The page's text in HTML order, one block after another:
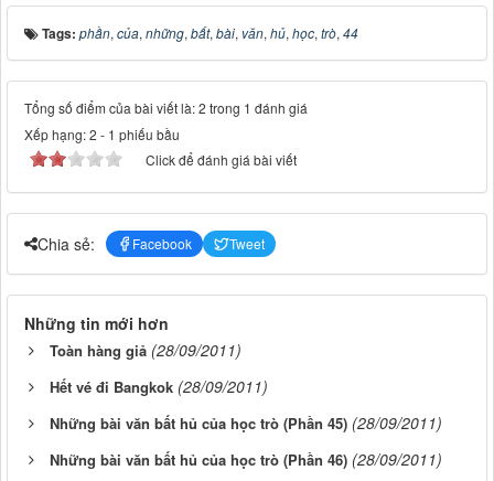
Tags: phần, của, những, bất, bài, văn, hủ, học, trò, 44
Tổng số điểm của bài viết là: 2 trong 1 đánh giá
Xếp hạng:2 - 1 phiếu bầu
Click để đánh giá bài viết
Chia sẻ: Facebook Tweet
Những tin mới hơn
Toàn hàng giả (28/09/2011)
Hết vé đi Bangkok (28/09/2011)
Những bài văn bất hủ của học trò (Phần 45) (28/09/2011)
Những bài văn bất hủ của học trò (Phần 46) (28/09/2011)